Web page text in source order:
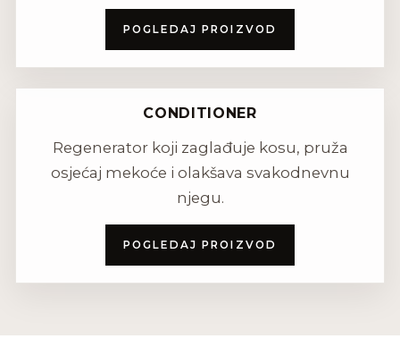
POGLEDAJ PROIZVOD
CONDITIONER
Regenerator koji zaglađuje kosu, pruža
osjećaj mekoće i olakšava svakodnevnu
njegu.
POGLEDAJ PROIZVOD